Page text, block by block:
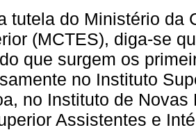
tutela do Ministério da
(MCTES), diga-se
que surgem os
no Instituto
no Instituto de
Assistentes e